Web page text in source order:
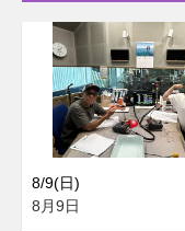
8/9(日)
8月9日